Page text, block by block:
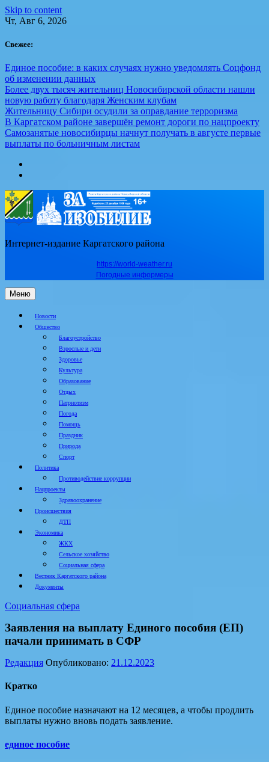
Skip to content
Чт, Авг 6, 2026
Свежее:
Единое пособие: в каких случаях нужно уведомлять Соцфонд
об изменении данных
Более двух тысяч жительниц Новосибирской области нашли
новую работу благодаря Женским клубам
Жительницу Сибири осудили за оправдание терроризма
В Каргатском районе завершён ремонт дороги по нацпроекту
Самозанятые новосибирцы начнут получать в августе первые
выплаты по больничным листам
Интернет-издание Каргатского района
https://world-weather.ru
Погодные информеры
Меню
Новости
Общество
Благоустройство
Взрослые и дети
Здоровье
Культура
Образование
Отдых
Патриотизм
Погода
Помощь
Праздник
Природа
Спорт
Политика
Противодействие коррупции
Нацпроекты
Здравоохранение
Происшествия
ДТП
Экономика
ЖКХ
Сельское хозяйство
Социальная сфера
Вестник Каргатского района
Документы
Социальная сфера
Заявления на выплату Единого пособия (ЕП)
начали принимать в СФР
Редакция Опубликовано: 21.12.2023
Кратко
Единое пособие назначают на 12 месяцев, а чтобы продлить
выплаты нужно вновь подать заявление.
единое пособие